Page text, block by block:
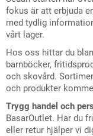
fokus är att erbjuda
med tydlig
vårt lager.
Hos oss hittar du
barnböcker,
och skovård.
och produkter
Trygg handel och
BasarOutlet. Har du
eller retur hjälper vi